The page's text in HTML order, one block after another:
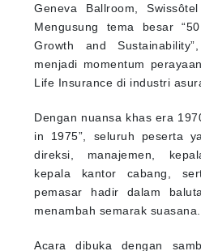
Geneva Ballroom,
Mengusung tema besar
Growth and
menjadi momentum
Life Insurance di industri
Dengan nuansa khas era
in 1975”, seluruh peserta
direksi, manajemen,
kepala kantor cabang,
pemasar hadir dalam
menambah semarak suasana.
Acara dibuka dengan